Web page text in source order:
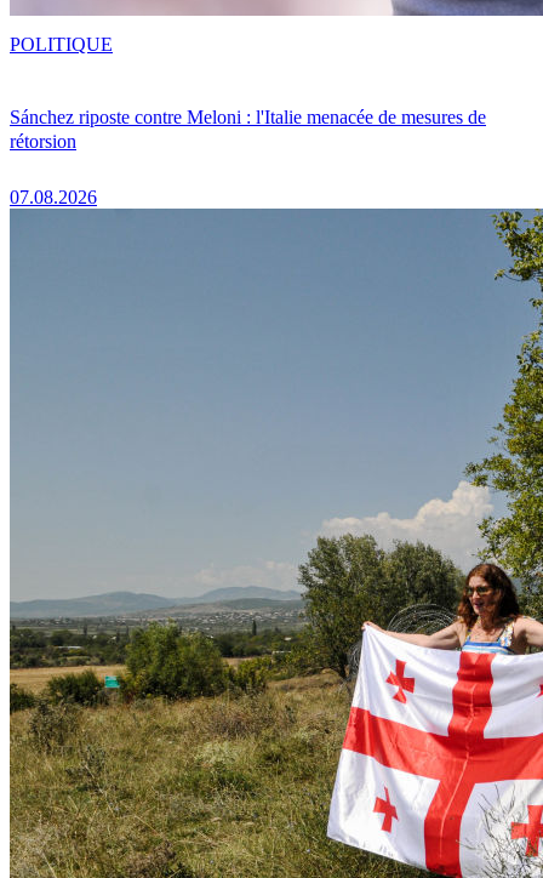
Sánchez riposte contre Meloni : l'Italie menacée de mesures de
rétorsion
07.08.2026
POLITIQUE